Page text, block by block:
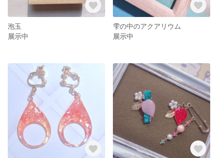
泡玉
展示中
雫の中のアクアリウム
展示中